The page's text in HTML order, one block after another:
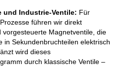
und Industrie-Ventile: Für
führen wir direkt
vorgesteuerte Magnetventile, die
in Sekundenbruchteilen elektrisch
wird dieses
durch klassische Ventile –